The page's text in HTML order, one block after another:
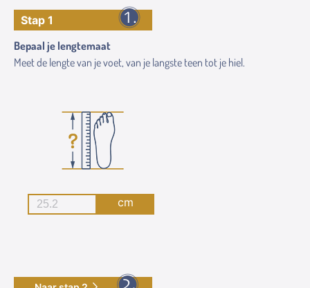
Stap 1
Bepaal je lengtemaat
Meet de lengte van je voet, van je langste teen tot je hiel.
cm